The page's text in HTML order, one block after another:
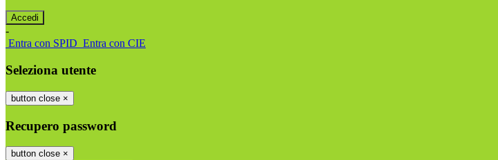
-
Entra con SPID Entra con CIE
Seleziona utente
button close ×
Recupero password
button close ×